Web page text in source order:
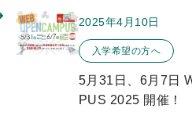
2025年4月10日
このお知らせのカ
入学希望の方へ
5月31日、6月7日
PUS 2025 開催！